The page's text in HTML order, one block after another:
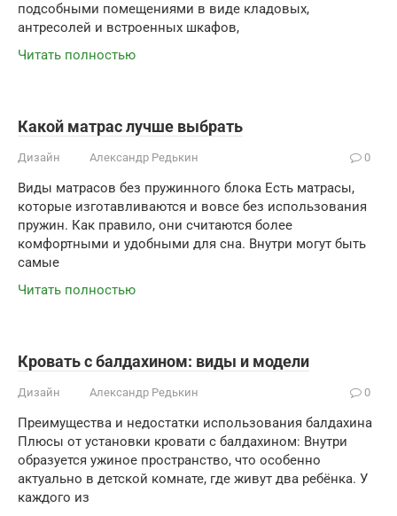
подсобными помещениями в виде кладовых,
антресолей и встроенных шкафов,
Читать полностью
Какой матрас лучше выбрать
Дизайн Александр Редькин 0
Виды матрасов без пружинного блока Есть матрасы,
которые изготавливаются и вовсе без использования
пружин. Как правило, они считаются более
комфортными и удобными для сна. Внутри могут быть
самые
Читать полностью
Кровать с балдахином: виды и модели
Дизайн Александр Редькин 0
Преимущества и недостатки использования балдахина
Плюсы от установки кровати с балдахином: Внутри
образуется ужиное пространство, что особенно
актуально в детской комнате, где живут два ребёнка. У
каждого из